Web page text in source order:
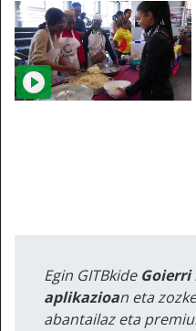
Egin GITBkide
aplikazioan eta
abantailaz eta